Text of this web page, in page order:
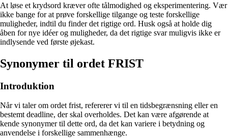
At løse et krydsord kræver ofte tålmodighed og eksperimentering. Vær
ikke bange for at prøve forskellige tilgange og teste forskellige
muligheder, indtil du finder det rigtige ord. Husk også at holde dig
åben for nye idéer og muligheder, da det rigtige svar muligvis ikke er
indlysende ved første øjekast.
Synonymer til ordet FRIST
Introduktion
Når vi taler om ordet frist, refererer vi til en tidsbegrænsning eller en
bestemt deadline, der skal overholdes. Det kan være afgørende at
kende synonymer til dette ord, da det kan variere i betydning og
anvendelse i forskellige sammenhænge.